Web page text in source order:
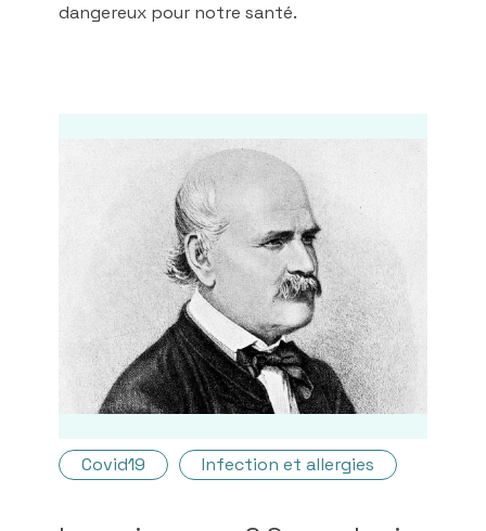
dangereux pour notre santé.
Covid19 Infection et allergies